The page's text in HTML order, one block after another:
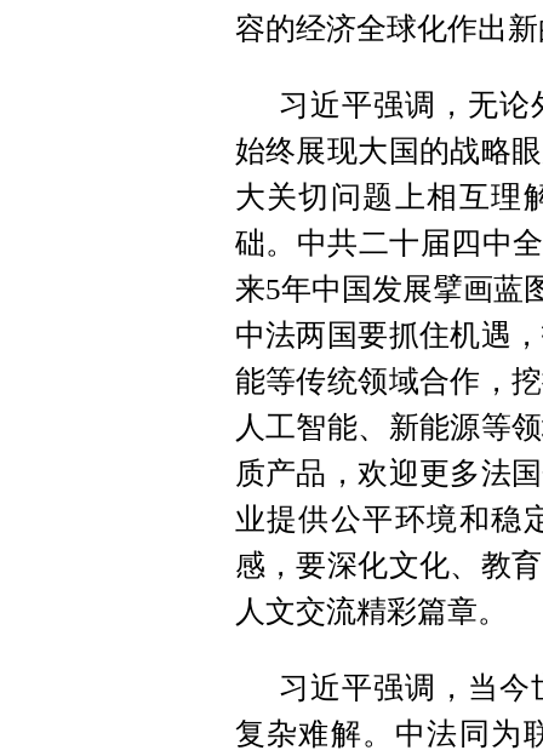
容的经济全球化作出
习近平强调，无
始终展现大国的战略
大关切问题上相互理
础。中共二十届四中
来5年中国发展擘画蓝
中法两国要抓住机遇
能等传统领域合作，
人工智能、新能源等
质产品，欢迎更多法
业提供公平环境和稳
感，要深化文化、教
人文交流精彩篇章。
习近平强调，当
复杂难解。中法同为